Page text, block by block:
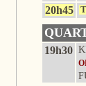
20h45
19h30